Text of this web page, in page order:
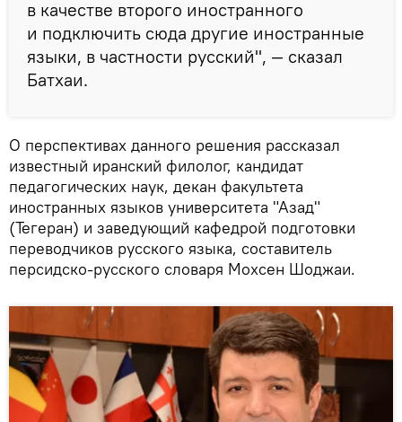
в качестве второго иностранного
и подключить сюда другие иностранные
языки, в частности русский", — сказал
Батхаи.
О перспективах данного решения рассказал
известный иранский филолог, кандидат
педагогических наук, декан факультета
иностранных языков университета "Азад"
(Тегеран) и заведующий кафедрой подготовки
переводчиков русского языка, составитель
персидско-русского словаря Мохсен Шоджаи.